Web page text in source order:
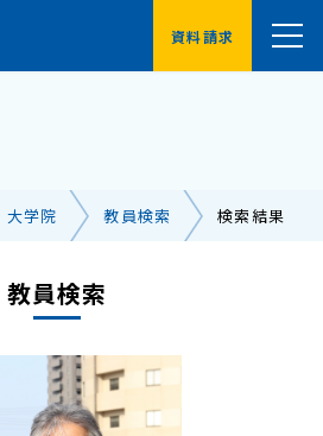
資料請求
保護者の方へ
大学院 教員検索 検索結果
教員検索